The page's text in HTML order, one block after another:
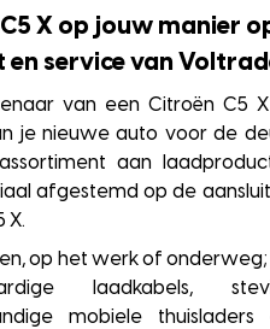
X op jouw manier
service van
van een Citroën C5
je nieuwe auto voor de
aan
afgestemd op de
X.
op het werk of
laadkabels,
mobiele thuisladers